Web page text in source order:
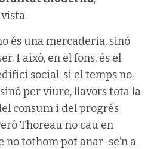
és una mercaderia, sinó
I això, en el fons, és el
social: si el temps no
per viure, llavors tota la
consum i del progrés
Thoreau no cau en
no tothom pot anar-se’n a